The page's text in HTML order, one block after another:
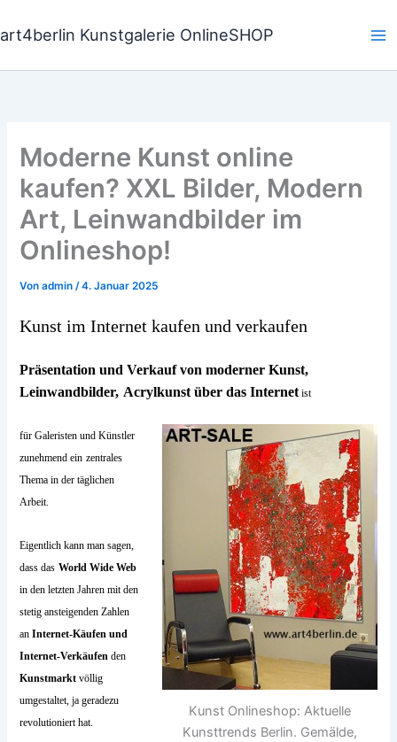
Inhalt
art4berlin Kunstgalerie OnlineSHOP
Moderne Kunst online
kaufen? XXL Bilder, Modern
Art, Leinwandbilder im
Onlineshop!
Vonadmin/4. Januar 2025
Kunst im Internet kaufen und verkaufen
Präsentation und Verkauf von moderner Kunst,
Leinwandbilder, Acrylkunst über das Internetist
Kunst Onlineshop: Aktuelle
Kunsttrends Berlin. Gemälde,
für Galeristen und Künstler
zunehmend ein zentrales
Thema in der täglichen
Arbeit.
Eigentlich kann man sagen,
dass das World Wide Web
in den letzten Jahren mit den
stetig ansteigenden Zahlen
anInternet-Käufen und
Internet-Verkäufen den
Kunstmarkt völlig
umgestaltet, ja geradezu
revolutioniert hat.